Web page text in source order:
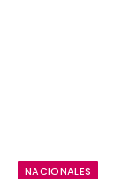
NACIONALES